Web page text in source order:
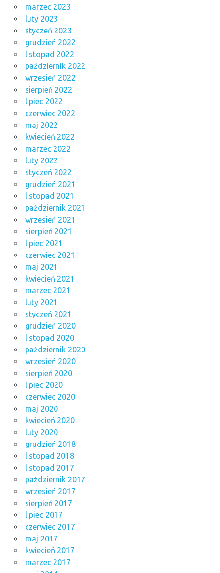
marzec 2023
luty 2023
styczeń 2023
grudzień 2022
listopad 2022
październik 2022
wrzesień 2022
sierpień 2022
lipiec 2022
czerwiec 2022
maj 2022
kwiecień 2022
marzec 2022
luty 2022
styczeń 2022
grudzień 2021
listopad 2021
październik 2021
wrzesień 2021
sierpień 2021
lipiec 2021
czerwiec 2021
maj 2021
kwiecień 2021
marzec 2021
luty 2021
styczeń 2021
grudzień 2020
listopad 2020
październik 2020
wrzesień 2020
sierpień 2020
lipiec 2020
czerwiec 2020
maj 2020
kwiecień 2020
luty 2020
grudzień 2018
listopad 2018
listopad 2017
październik 2017
wrzesień 2017
sierpień 2017
lipiec 2017
czerwiec 2017
maj 2017
kwiecień 2017
marzec 2017